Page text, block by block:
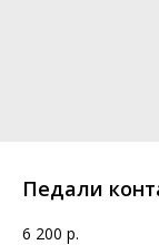
Педали
6 200 р.